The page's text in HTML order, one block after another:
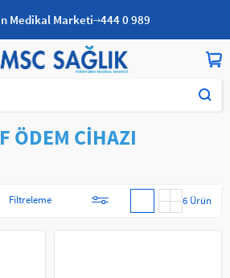
Medikal Marketi 444 0 989
ÖDEM CİHAZI
Filtreleme 6 Ürün